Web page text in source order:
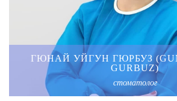
ГЮНАЙ УЙГУН ГЮРБУЗ
GURBUZ)
стоматолог